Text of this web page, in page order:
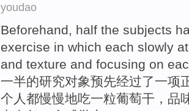
youdao
Beforehand, half the subjects
exercise in which each slowly
and texture and focusing on
一半的研究对象预先经过了一项
个 人都慢慢地吃一粒葡萄干 ， 品